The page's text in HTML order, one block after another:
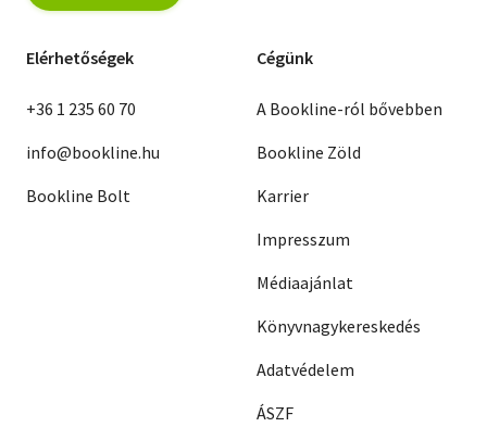
Elérhetőségek
+36 1 235 60 70
info@bookline.hu
Bookline Bolt
Cégünk
A Bookline-ról bővebben
Bookline Zöld
Karrier
Impresszum
Médiaajánlat
Könyvnagykereskedés
Adatvédelem
ÁSZF